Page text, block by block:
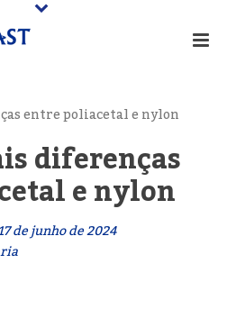
diferenças
e nylon
de junho de 2024